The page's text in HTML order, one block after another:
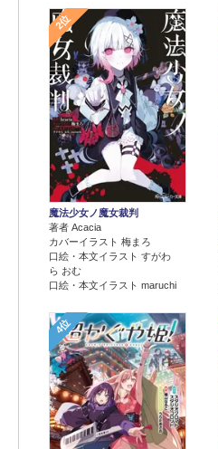
2位
魔法少女ノ魔女裁判
著者 Acacia
カバーイラスト 梅まろ
口絵・本文イラスト すがわ
ら おむ
口絵・本文イラスト maruchi
4位